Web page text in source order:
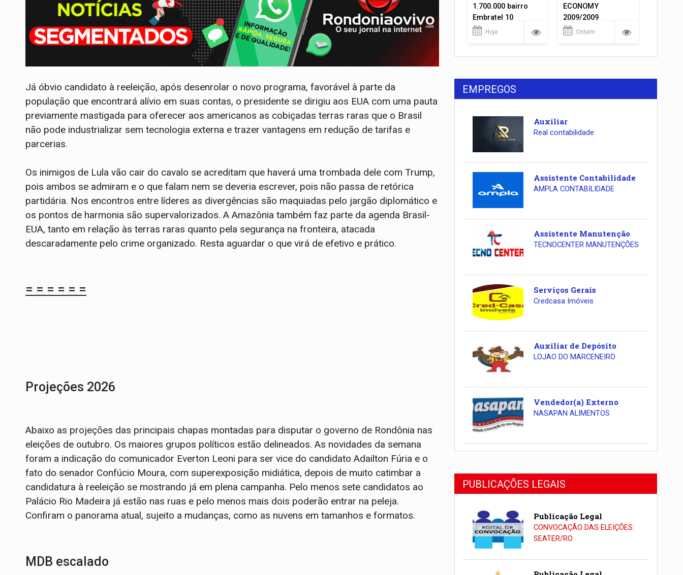
Já óbvio candidato à reeleição, após desenrolar o novo programa, favorável à parte da
população que encontrará alívio em suas contas, o presidente se dirigiu aos EUA com uma pauta
previamente mastigada para oferecer aos americanos as cobiçadas terras raras que o Brasil
não pode industrializar sem tecnologia externa e trazer vantagens em redução de tarifas e
parcerias.
Os inimigos de Lula vão cair do cavalo se acreditam que haverá uma trombada dele com Trump,
pois ambos se admiram e o que falam nem se deveria escrever, pois não passa de retórica
partidária. Nos encontros entre líderes as divergências são maquiadas pelo jargão diplomático e
os pontos de harmonia são supervalorizados. A Amazônia também faz parte da agenda Brasil-
EUA, tanto em relação às terras raras quanto pela segurança na fronteira, atacada
descaradamente pelo crime organizado. Resta aguardar o que virá de efetivo e prático.
= = = = = =
Projeções 2026
Abaixo as projeções das principais chapas montadas para disputar o governo de Rondônia nas
eleições de outubro. Os maiores grupos políticos estão delineados. As novidades da semana
foram a indicação do comunicador Everton Leoni para ser vice do candidato Adailton Fúria e o
fato do senador Confúcio Moura, com superexposição midiática, depois de muito catimbar a
candidatura à reeleição se mostrando já em plena campanha. Pelo menos sete candidatos ao
Palácio Rio Madeira já estão nas ruas e pelo menos mais dois poderão entrar na peleja.
Confiram o panorama atual, sujeito a mudanças, como as nuvens em tamanhos e formatos.
MDB escalado
1.700.000 bairro
Embratel 10
apartamentos!
Hoje
ECONOMY
2009/2009
Ontem
EMPREGOS
Auxiliar
Real contabilidade
Assistente Contabilidade
AMPLA CONTABILIDADE
Assistente Manutenção
TECNOCENTER MANUTENÇÕES
Serviços Gerais
Credcasa Imóveis
Auxiliar de Depósito
LOJAO DO MARCENEIRO
Vendedor(a) Externo
NASAPAN ALIMENTOS
PUBLICAÇÕES LEGAIS
Publicação Legal
CONVOCAÇÃO DAS ELEIÇÕES:
SEATER/RO